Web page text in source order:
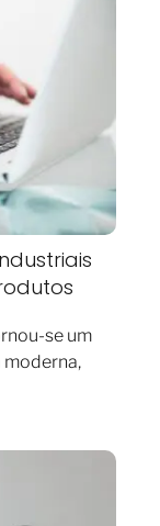
se um
moderna,